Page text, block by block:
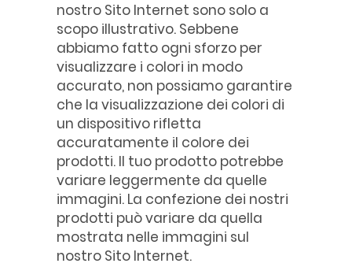
nostro Sito Internet sono solo a
scopo illustrativo. Sebbene
abbiamo fatto ogni sforzo per
visualizzare i colori in modo
accurato, non possiamo garantire
che la visualizzazione dei colori di
un dispositivo rifletta
accuratamente il colore dei
prodotti. Il tuo prodotto potrebbe
variare leggermente da quelle
immagini. La confezione dei nostri
prodotti può variare da quella
mostrata nelle immagini sul
nostro Sito Internet.